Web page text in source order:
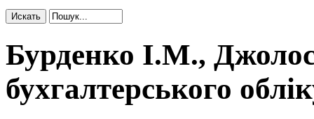
Бурденко І.М.,
бухгалтерського